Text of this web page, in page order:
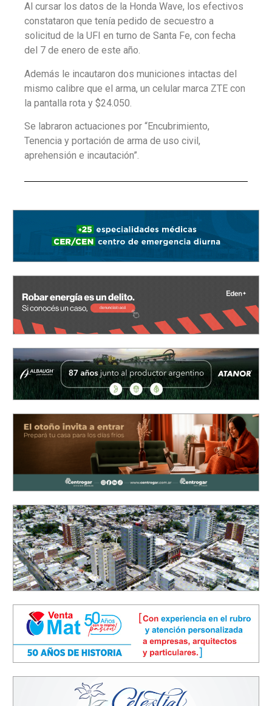
Al cursar los datos de la Honda Wave, los efectivos
constataron que tenía pedido de secuestro a
solicitud de la UFI en turno de Santa Fe, con fecha
del 7 de enero de este año.
Además le incautaron dos municiones intactas del
mismo calibre que el arma, un celular marca ZTE con
la pantalla rota y $24.050.
Se labraron actuaciones por “Encubrimiento,
Tenencia y portación de arma de uso civil,
aprehensión e incautación”.